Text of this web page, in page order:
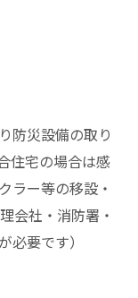
防災設備の取り
住宅の場合は感
ラー等の移設・
会社・消防署・
要です）